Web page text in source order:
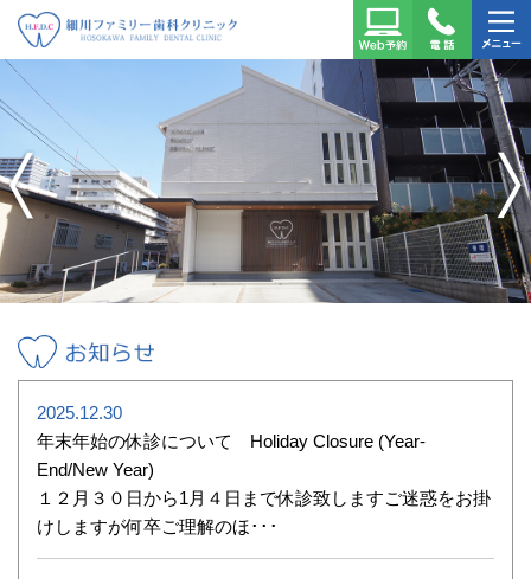
細川ファミリー歯科クリ
ニック
TEL：
022-
725-
Web予
約はこ
ちら
メニュ
ー
前
次
へ
お知らせ
2025.12.30
年末年始の休診について Holiday Closure (Year-
End/New Year)
１２月３０日から1月４日まで休診致しますご迷惑をお掛
けしますが何卒ご理解のほ･･･